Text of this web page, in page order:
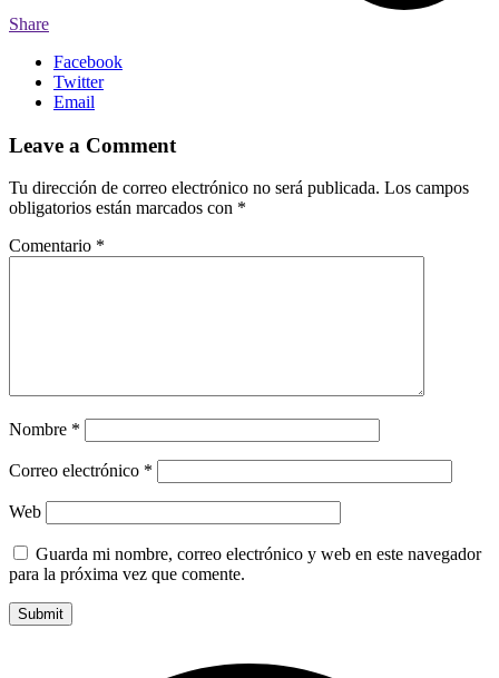
Share
Facebook
Twitter
Email
Leave a Comment
Tu dirección de correo electrónico no será publicada. Los campos
obligatorios están marcados con *
Comentario *
Nombre *
Correo electrónico *
Web
Guarda mi nombre, correo electrónico y web en este navegador
para la próxima vez que comente.